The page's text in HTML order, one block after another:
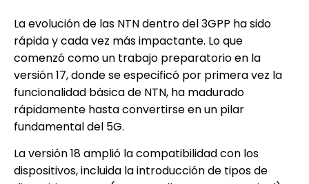
La evolución de las NTN dentro del 3GPP ha sido
rápida y cada vez más impactante. Lo que
comenzó como un trabajo preparatorio en la
versión 17, donde se especificó por primera vez la
funcionalidad básica de NTN, ha madurado
rápidamente hasta convertirse en un pilar
fundamental del 5G.
La versión 18 amplió la compatibilidad con los
dispositivos, incluida la introducción de tipos de